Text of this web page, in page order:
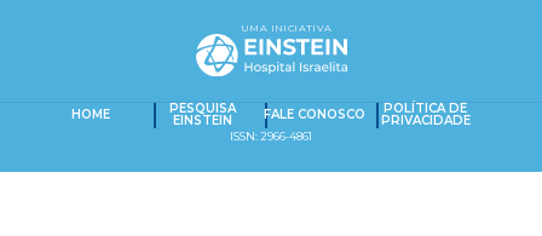
SEARCH IN TITLE
PESQUISAR NO CONTEÚDO
HOME PESQUISA
EINSTEIN FALE CONOSCO POLÍTICA DE
PRIVACIDADE
ISSN: 2966-4861
UMA INICIATIVA
Captcha obrigatório
Seu e-mail foi cadastrado com sucesso!